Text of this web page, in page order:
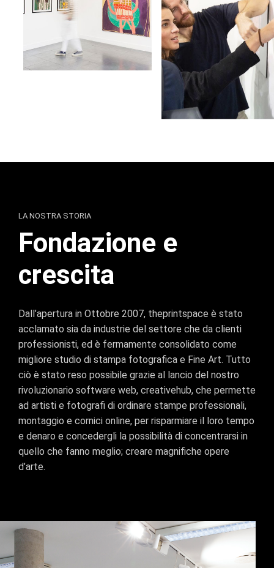
LA NOSTRA STORIA
Fondazione e
crescita
Dall’apertura in Ottobre 2007, theprintspace è stato
acclamato sia da industrie del settore che da clienti
professionisti, ed è fermamente consolidato come
migliore studio di stampa fotografica e Fine Art. Tutto
ciò è stato reso possibile grazie al lancio del nostro
rivoluzionario software web, creativehub, che permette
ad artisti e fotografi di ordinare stampe professionali,
montaggio e cornici online, per risparmiare il loro tempo
e denaro e concedergli la possibilità di concentrarsi in
quello che fanno meglio; creare magnifiche opere
d’arte.